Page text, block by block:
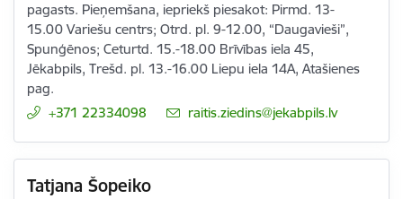
pagasts. Pieņemšana, iepriekš piesakot: Pirmd. 13-
15.00 Variešu centrs; Otrd. pl. 9-12.00, “Daugavieši”,
Spunģēnos; Ceturtd. 15.-18.00 Brīvības iela 45,
Jēkabpils, Trešd. pl. 13.-16.00 Liepu iela 14A, Atašienes
pag.
+371 22334098
E-pasts:
raitis.ziedins@jekabpils.lv
Tatjana Šopeiko